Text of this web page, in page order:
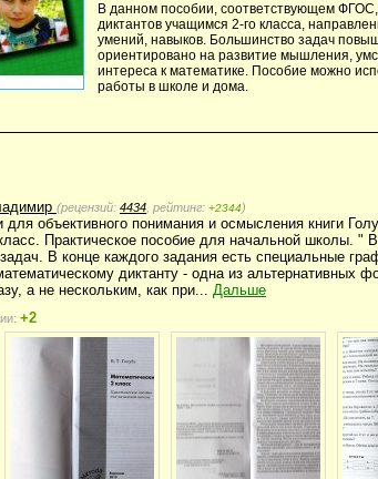
В данном пособии, соответствующем
диктантов учащимся 2-го класса,
умений, навыков. Большинство задач
ориентировано на развитие мышления,
интереса к математике. Пособие можно
работы в школе и дома.
(рецензий: 4434 , рейтинг: +2344)
для объективного понимания и осмысления книги
Практическое пособие для начальной школы. "
В конце каждого задания есть специальные
диктанту - одна из альтернативных
а не нескольким, как при... Дальше
+2